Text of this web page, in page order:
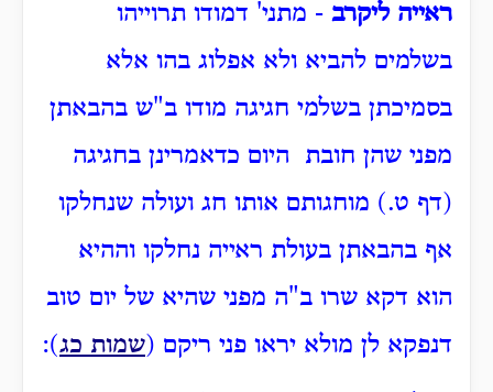
ראייה ליקרב - מתני' דמודו תרוייהו
בשלמים להביא ולא אפלוג בהו אלא
בסמיכתן בשלמי חגיגה מודו ב"ש בהבאתן
מפני שהן חובת היום כדאמרינן בחגיגה
(דף ט.) מוחגותם אותו חג ועולה שנחלקו
אף בהבאתן בעולת ראייה נחלקו וההיא
הוא דקא שרו ב"ה מפני שהיא של יום טוב
דנפקא לן מולא יראו פני ריקם (שמות כג):